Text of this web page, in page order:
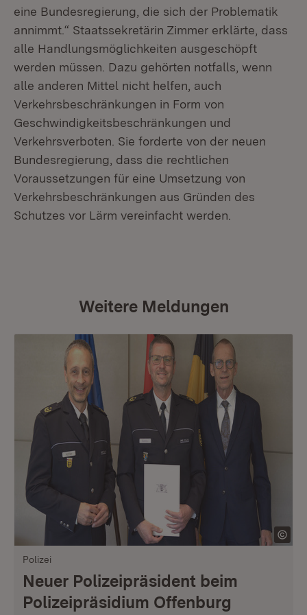
eine Bundesregierung, die sich der Problematik
annimmt.“ Staatssekretärin Zimmer erklärte, dass
alle Handlungsmöglichkeiten ausgeschöpft
werden müssen. Dazu gehörten notfalls, wenn
alle anderen Mittel nicht helfen, auch
Verkehrsbeschränkungen in Form von
Geschwindigkeitsbeschränkungen und
Verkehrsverboten. Sie forderte von der neuen
Bundesregierung, dass die rechtlichen
Voraussetzungen für eine Umsetzung von
Verkehrsbeschränkungen aus Gründen des
Schutzes vor Lärm vereinfacht werden.
Weitere Meldungen
Polizei
Neuer Polizeipräsident beim
Polizeipräsidium Offenburg